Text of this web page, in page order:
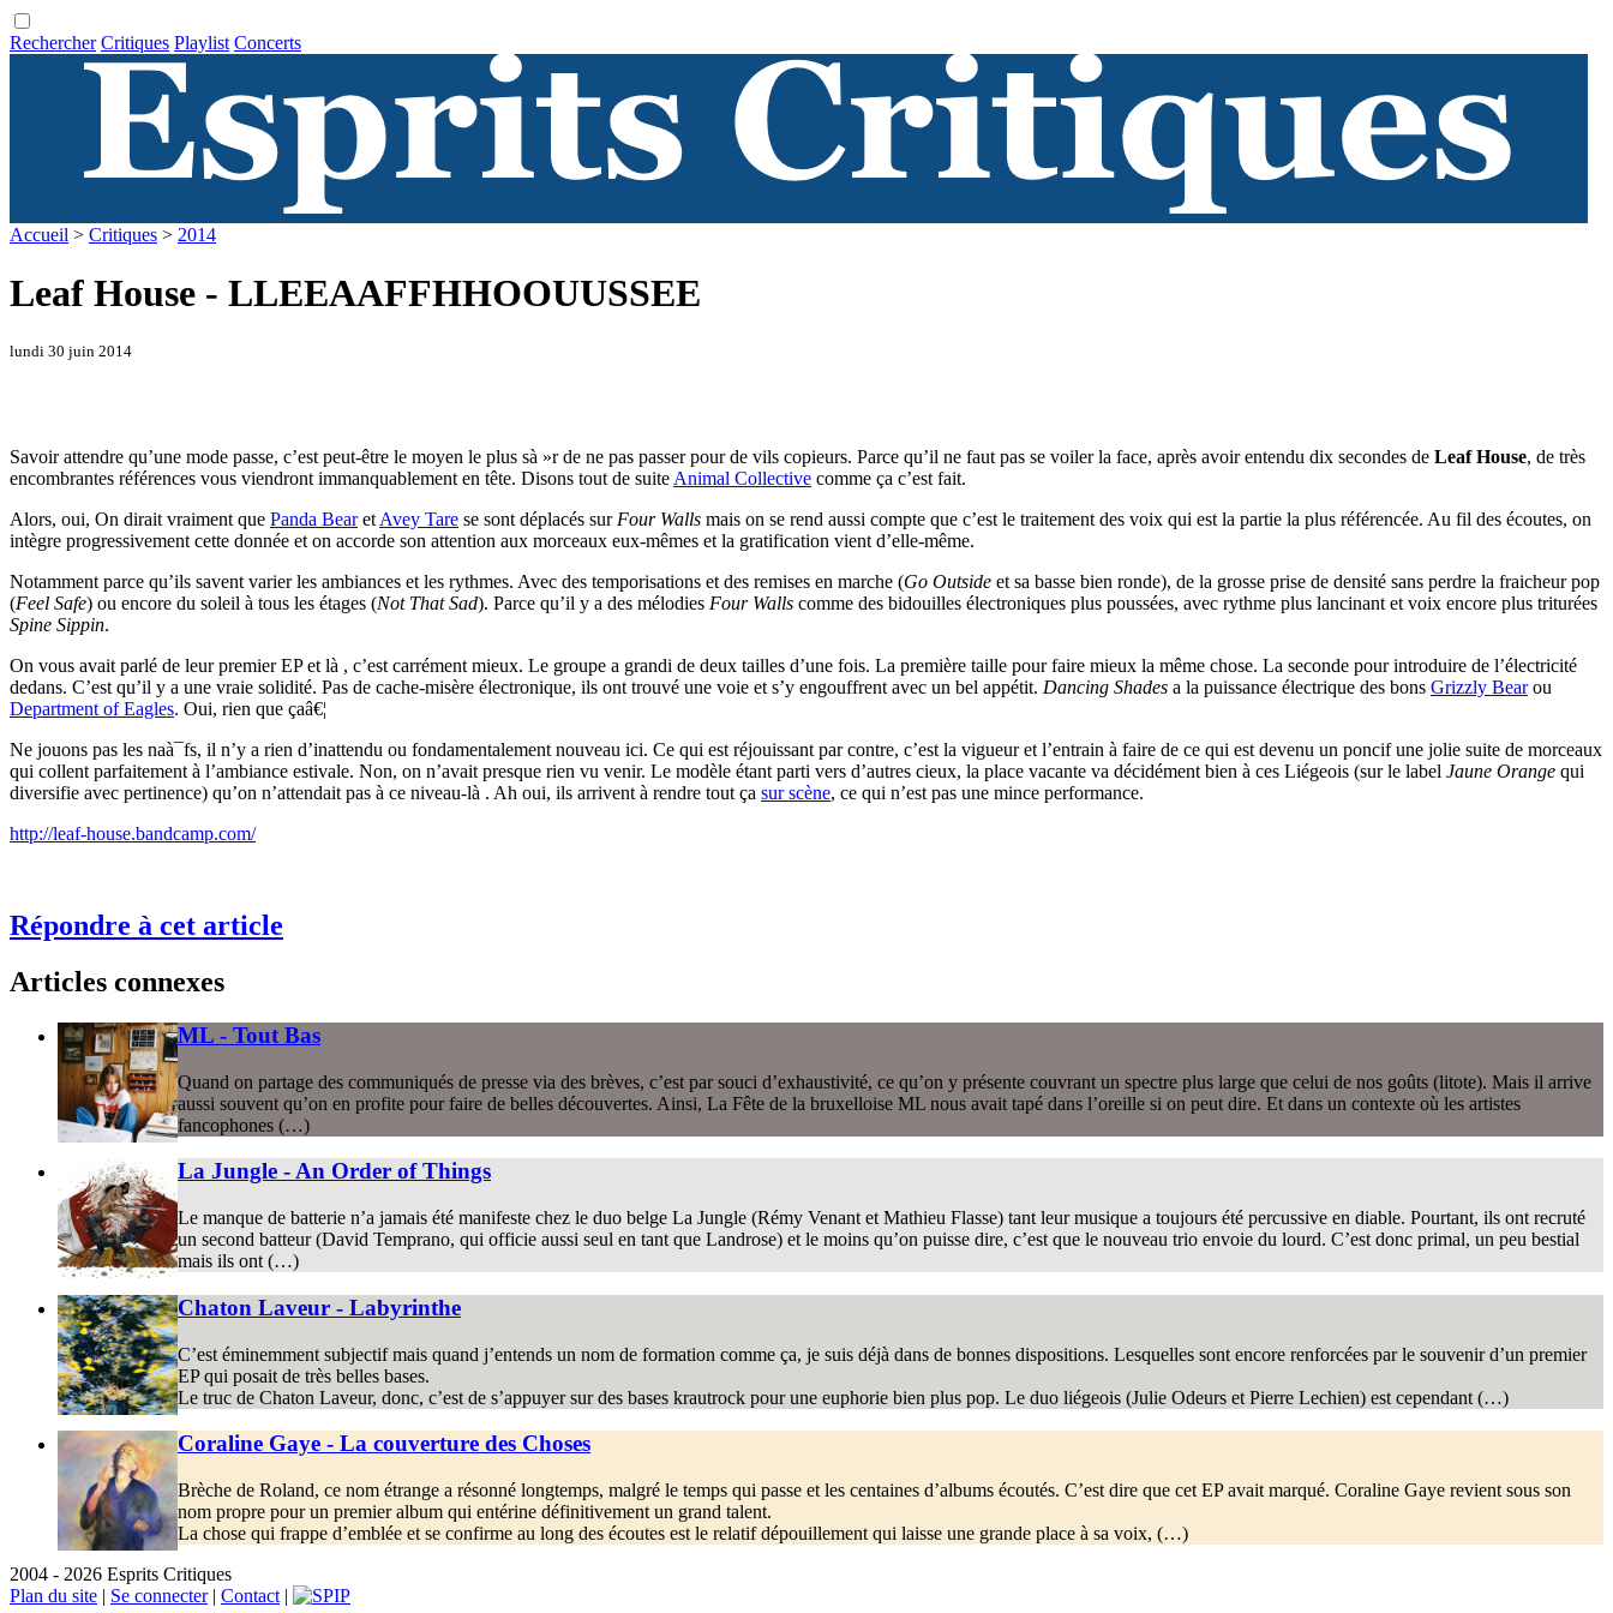
Rechercher Critiques Playlist Concerts
Accueil > Critiques > 2014
Leaf House - LLEEAAFFHHOOUUSSEE
lundi 30 juin 2014
Savoir attendre qu’une mode passe, c’est peut-être le moyen le plus sà »r de ne pas passer pour de vils copieurs. Parce qu’il ne faut pas se voiler la face, après avoir entendu dix secondes de Leaf House, de très
encombrantes références vous viendront immanquablement en tête. Disons tout de suite Animal Collective comme ça c’est fait.
Alors, oui, On dirait vraiment que Panda Bearet Avey Tare se sont déplacés sur Four Walls mais on se rend aussi compte que c’est le traitement des voix qui est la partie la plus référencée. Au fil des écoutes, on
intègre progressivement cette donnée et on accorde son attention aux morceaux eux-mêmes et la gratification vient d’elle-même.
Notamment parce qu’ils savent varier les ambiances et les rythmes. Avec des temporisations et des remises en marche (Go Outside et sa basse bien ronde), de la grosse prise de densité sans perdre la fraicheur pop
(Feel Safe) ou encore du soleil à tous les étages (Not That Sad). Parce qu’il y a des mélodies Four Walls comme des bidouilles électroniques plus poussées, avec rythme plus lancinant et voix encore plus triturées
Spine Sippin.
On vous avait parlé de leur premier EP et là , c’est carrément mieux. Le groupe a grandi de deux tailles d’une fois. La première taille pour faire mieux la même chose. La seconde pour introduire de l’électricité
dedans. C’est qu’il y a une vraie solidité. Pas de cache-misère électronique, ils ont trouvé une voie et s’y engouffrent avec un bel appétit. Dancing Shades a la puissance électrique des bons Grizzly Bearou
Department of Eagles. Oui, rien que çaâ€¦
Ne jouons pas les naà¯fs, il n’y a rien d’inattendu ou fondamentalement nouveau ici. Ce qui est réjouissant par contre, c’est la vigueur et l’entrain à faire de ce qui est devenu un poncif une jolie suite de morceaux
qui collent parfaitement à l’ambiance estivale. Non, on n’avait presque rien vu venir. Le modèle étant parti vers d’autres cieux, la place vacante va décidément bien à ces Liégeois (sur le label Jaune Orange qui
diversifie avec pertinence) qu’on n’attendait pas à ce niveau-là . Ah oui, ils arrivent à rendre tout ça sur scène, ce qui n’est pas une mince performance.
http://leaf-house.bandcamp.com/
Répondre à cet article
Articles connexes
ML - Tout Bas
Quand on partage des communiqués de presse via des brèves, c’est par souci d’exhaustivité, ce qu’on y présente couvrant un spectre plus large que celui de nos goûts (litote). Mais il arrive
aussi souvent qu’on en profite pour faire de belles découvertes. Ainsi, La Fête de la bruxelloise ML nous avait tapé dans l’oreille si on peut dire. Et dans un contexte où les artistes
fancophones (…)
La Jungle - An Order of Things
Le manque de batterie n’a jamais été manifeste chez le duo belge La Jungle (Rémy Venant et Mathieu Flasse) tant leur musique a toujours été percussive en diable. Pourtant, ils ont recruté
un second batteur (David Temprano, qui officie aussi seul en tant que Landrose) et le moins qu’on puisse dire, c’est que le nouveau trio envoie du lourd. C’est donc primal, un peu bestial
mais ils ont (…)
Chaton Laveur - Labyrinthe
C’est éminemment subjectif mais quand j’entends un nom de formation comme ça, je suis déjà dans de bonnes dispositions. Lesquelles sont encore renforcées par le souvenir d’un premier
EP qui posait de très belles bases.
Le truc de Chaton Laveur, donc, c’est de s’appuyer sur des bases krautrock pour une euphorie bien plus pop. Le duo liégeois (Julie Odeurs et Pierre Lechien) est cependant (…)
Coraline Gaye - La couverture des Choses
Brèche de Roland, ce nom étrange a résonné longtemps, malgré le temps qui passe et les centaines d’albums écoutés. C’est dire que cet EP avait marqué. Coraline Gaye revient sous son
nom propre pour un premier album qui entérine définitivement un grand talent.
La chose qui frappe d’emblée et se confirme au long des écoutes est le relatif dépouillement qui laisse une grande place à sa voix, (…)
2004 - 2026 Esprits Critiques
Plan du site | Se connecter| Contact |